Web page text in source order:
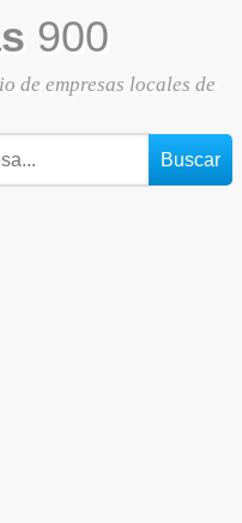
900
de empresas locales de